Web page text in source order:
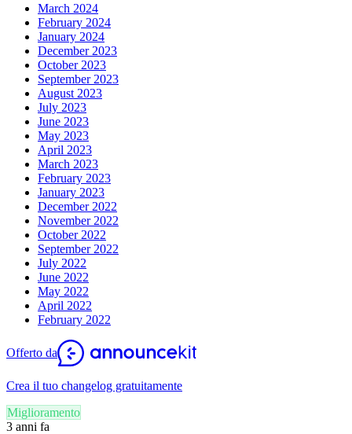
March 2024
February 2024
January 2024
December 2023
October 2023
September 2023
August 2023
July 2023
June 2023
May 2023
April 2023
March 2023
February 2023
January 2023
December 2022
November 2022
October 2022
September 2022
July 2022
June 2022
May 2022
April 2022
February 2022
Offerto da
Crea il tuo changelog gratuitamente
Miglioramento
3 anni fa